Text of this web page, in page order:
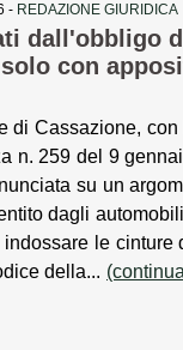
- REDAZIONE GIURIDICA
dall'obbligo
con
di Cassazione, con
n. 259 del 9
su un
dagli
le cinture
della...